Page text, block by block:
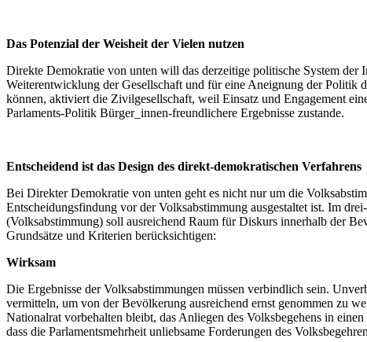
Das Potenzial der Weisheit der Vielen nutzen
Direkte Demokratie von unten will das derzeitige politische System
Weiterentwicklung der Gesellschaft und für eine Aneignung der
können, aktiviert die Zivilgesellschaft, weil Einsatz und Engagement
Parlaments-Politik Bürger_innen-freundlichere Ergebnisse zustande.
Entscheidend ist das Design des direkt-demokratischen Verfahrens
Bei Direkter Demokratie von unten geht es nicht nur um die
Entscheidungsfindung vor der Volksabstimmung ausgestaltet ist. Im
(Volksabstimmung) soll ausreichend Raum für Diskurs innerhalb der
Grundsätze und Kriterien berücksichtigen:
Wirksam
Die Ergebnisse der Volksabstimmungen müssen verbindlich sein.
vermitteln, um von der Bevölkerung ausreichend ernst genommen zu
Nationalrat vorbehalten bleibt, das Anliegen des Volksbegehens in
dass die Parlamentsmehrheit unliebsame Forderungen des